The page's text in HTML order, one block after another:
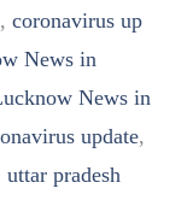
, coronavirus up
News in
News in
update,
uttar pradesh